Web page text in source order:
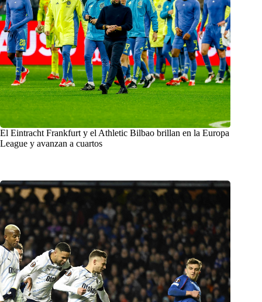
El Eintracht Frankfurt y el Athletic Bilbao brillan en la Europa
League y avanzan a cuartos